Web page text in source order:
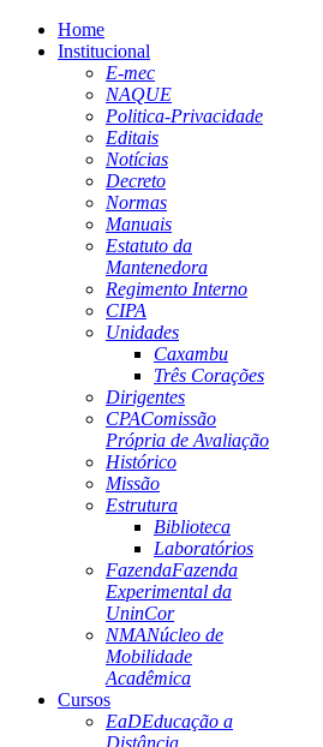
Home
Institucional
E-mec
NAQUE
Politica-Privacidade
Editais
Notícias
Decreto
Normas
Manuais
Estatuto da
Mantenedora
Regimento Interno
CIPA
Unidades
Caxambu
Três Corações
Dirigentes
CPAComissão
Própria de Avaliação
Histórico
Missão
Estrutura
Biblioteca
Laboratórios
FazendaFazenda
Experimental da
UninCor
NMANúcleo de
Mobilidade
Acadêmica
Cursos
EaDEducação a
Distância